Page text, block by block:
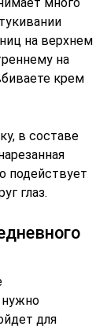
на верхнем
на
крем
в составе
подействует
глаз.
нужно
для